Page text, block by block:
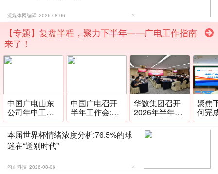
流媒体网编译 2026-08-06
【专题】复盘半程，聚力下半年——广电工作指南
来了！
中国广电山东
公司年中工作
会释放全面转
型强烈信号
中国广电召开
半年工作会:推
进一体化电
视、FAST频道
落地
华数集团召开
2026年半年度
经营形势分析
聚焦
何完
务,新
开
本届世界杯情绪浓度分析:76.5%的球
迷在“送别时代”
勾正科技 2026-08-06